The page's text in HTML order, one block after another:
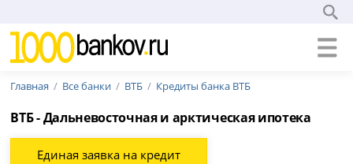
Главная Все банки ВТБ Кредиты банка ВТБ
ВТБ - Дальневосточная и арктическая ипотека
Единая заявка на кредит